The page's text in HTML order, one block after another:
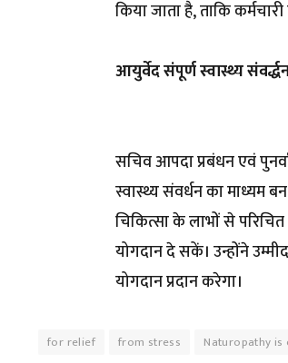
किया जाता है, ताकि
आयुर्वेद संपूर्ण स्वास्थ्य
सचिव आपदा प्रबंधन एवं
स्वास्थ्य संवर्धन का माध्यम
चिकित्सा के लाभों से
योगदान दे सकें। उन्होंने
योगदान प्रदान करेगा।
for relief from stress Naturopathy is